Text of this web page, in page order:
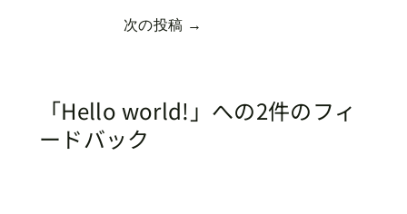
次の投稿 →
「Hello world!」への2件のフィ
ードバック